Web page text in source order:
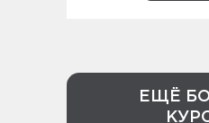
ЕЩЁ